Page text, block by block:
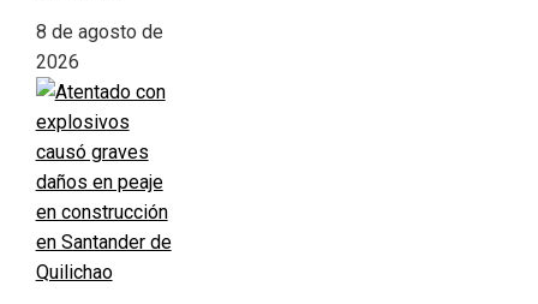
8 de agosto de
2026